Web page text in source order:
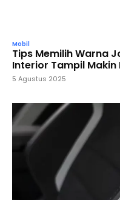
Mobil
Tips Memilih Warna
Interior Tampil Makin
5 Agustus 2025